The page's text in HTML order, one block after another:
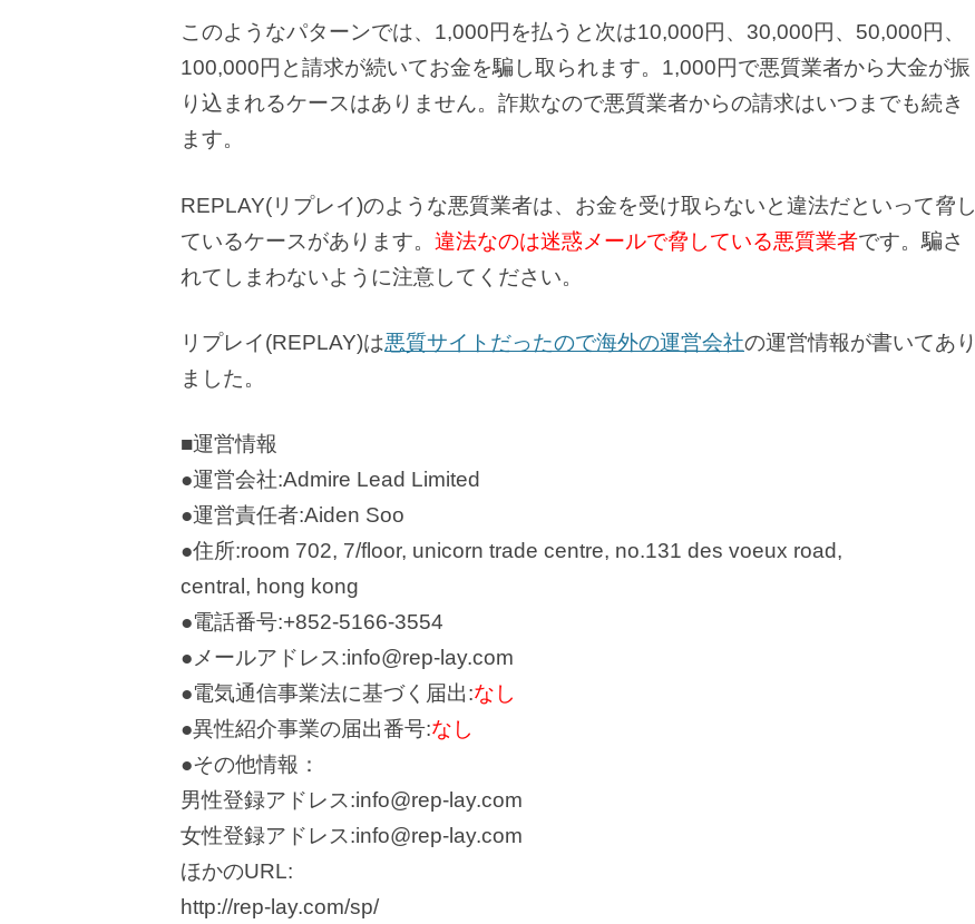
このようなパターンでは、1,000円を払うと次は10,000円、30,000円、50,000円、
100,000円と請求が続いてお金を騙し取られます。1,000円で悪質業者から大金が振
り込まれるケースはありません。詐欺なので悪質業者からの請求はいつまでも続き
ます。
REPLAY(リプレイ)のような悪質業者は、お金を受け取らないと違法だといって脅し
ているケースがあります。 違法なのは迷惑メールで脅している悪質業者です。騙さ
れてしまわないように注意してください。
リプレイ(REPLAY)は悪質サイトだったので海外の運営会社の運営情報が書いてあり
ました。
■運営情報
●運営会社:Admire Lead Limited
●運営責任者:Aiden Soo
●住所:room 702, 7/floor, unicorn trade centre, no.131 des voeux road,
central, hong kong
●電話番号:+852-5166-3554
●メールアドレス:info@rep-lay.com
●電気通信事業法に基づく届出:なし
●異性紹介事業の届出番号:なし
●その他情報：
男性登録アドレス:info@rep-lay.com
女性登録アドレス:info@rep-lay.com
ほかのURL:
http://rep-lay.com/sp/